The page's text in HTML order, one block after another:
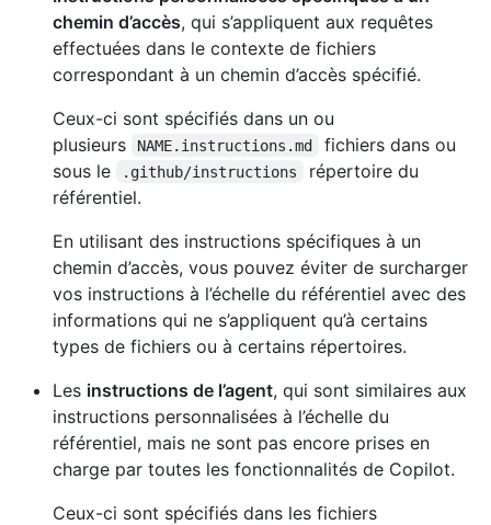
chemin d’accès, qui s’appliquent aux requêtes
effectuées dans le contexte de fichiers
correspondant à un chemin d’accès spécifié.
Ceux-ci sont spécifiés dans un ou
plusieurs
NAME.instructions.md
fichiers dans ou
sous le
.github/instructions
répertoire du
référentiel.
En utilisant des instructions spécifiques à un
chemin d’accès, vous pouvez éviter de surcharger
vos instructions à l’échelle du référentiel avec des
informations qui ne s’appliquent qu’à certains
types de fichiers ou à certains répertoires.
Les instructions de l’agent, qui sont similaires aux
instructions personnalisées à l’échelle du
référentiel, mais ne sont pas encore prises en
charge par toutes les fonctionnalités de Copilot.
Ceux-ci sont spécifiés dans les fichiers